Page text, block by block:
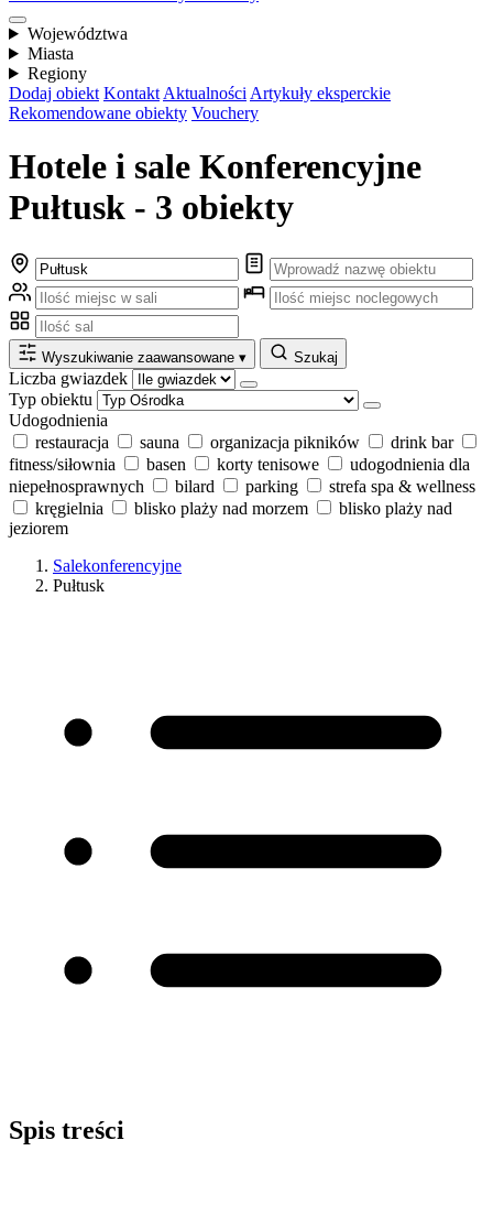
Województwa
Miasta
Regiony
Dodaj obiekt Kontakt Aktualności Artykuły eksperckie
Rekomendowane obiekty Vouchery
Hotele i sale Konferencyjne
Pułtusk - 3 obiekty
Wyszukiwanie zaawansowane ▾ Szukaj
Liczba gwiazdek
Typ obiektu
Udogodnienia
restauracja
sauna organizacja pikników
drink bar
fitness/siłownia
basen korty tenisowe
udogodnienia dla
niepełnosprawnych
bilard parking
strefa spa & wellness
kręgielnia
blisko plaży nad morzem
blisko plaży nad
jeziorem
Salekonferencyjne
Pułtusk
Spis treści